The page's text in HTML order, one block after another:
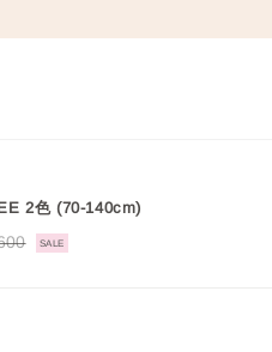
2色 (70-140cm)
SALE